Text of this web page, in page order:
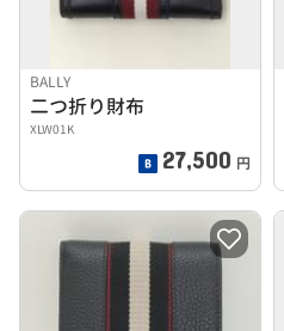
BALLY
二つ折り財布
XLW01K
27,500 円